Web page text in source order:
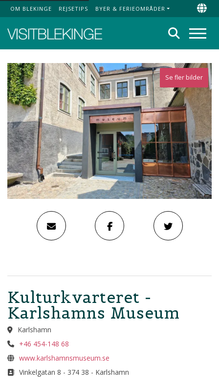
Top Menu
OM BLEKINGE REJSETIPS BYER & FERIEOMRÅDER
Søg
Se fler bilder
Kulturkvarteret -
Karlshamns Museum
Karlshamn
+46 454-148 68
www.karlshamnsmuseum.se
Vinkelgatan 8 - 374 38 - Karlshamn